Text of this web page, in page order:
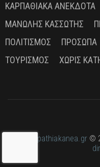
ΚΑΡΠΑΘΙΑΚΆ ΑΝΈΚΔΟΤΑ
ΜΑΝΏΛΗΣ ΚΑΣΣΏΤΗΣ
ΠΟΛΙΤΙΣΜΌΣ
ΠΡΌΣΩΠΑ
ΤΟΥΡΙΣΜΌΣ
ΧΩΡΊΣ
karpathiakanea.gr©